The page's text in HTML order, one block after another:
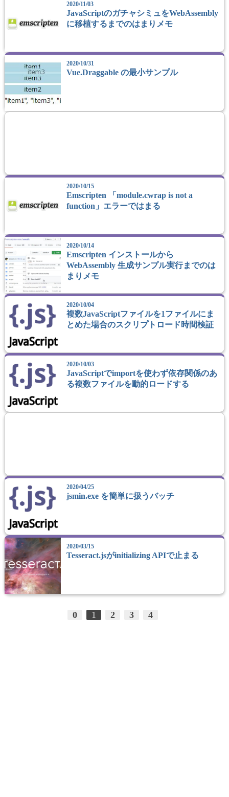
2020/11/03
JavaScriptのガチャシミュをWebAssembly
に移植するまでのはまりメモ
2020/10/31
Vue.Draggable の最小サンプル
2020/10/15
Emscripten 「module.cwrap is not a
function」エラーではまる
2020/10/14
Emscripten インストールから
WebAssembly 生成サンプル実行までのは
まりメモ
2020/10/04
複数JavaScriptファイルを1ファイルにま
とめた場合のスクリプトロード時間検証
2020/10/03
JavaScriptでimportを使わず依存関係のあ
る複数ファイルを動的ロードする
2020/04/25
jsmin.exe を簡単に扱うバッチ
2020/03/15
Tesseract.jsがinitializing APIで止まる
0 1 2 3 4